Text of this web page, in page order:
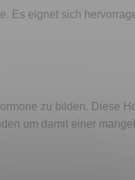
Es eignet sich
zu bilden. Diese
um damit einer